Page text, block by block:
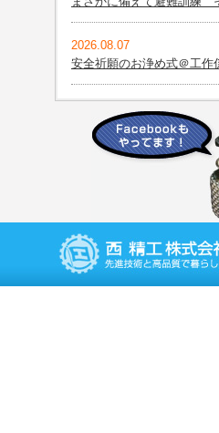
2026.08.07
安全祈願のお浄め式＠工作